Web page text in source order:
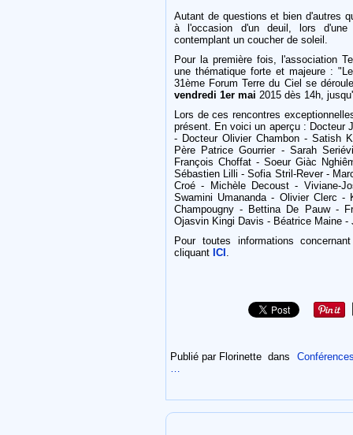
Autant de questions et bien d'autres
à l'occasion d'un deuil, lors
contemplant un coucher de soleil.
Pour la première fois, l'association
une thématique forte et majeure :
31ème Forum Terre du Ciel se
vendredi 1er mai 2015 dès 14h,
Lors de ces rencontres
présent. En voici un aperçu : Docteur
- Docteur Olivier Chambon - Satish
Père Patrice Gourrier - Sarah
François Choffat - Soeur Giàc
Sébastien Lilli - Sofia Stril-Rever -
Croé - Michèle Decoust - Viviane-
Swamini Umananda - Olivier Clerc
Champougny - Bettina De Pauw -
Ojasvin Kingi Davis - Béatrice Maine -
Pour toutes informations
cliquant ICI
Publié par Florinette dans